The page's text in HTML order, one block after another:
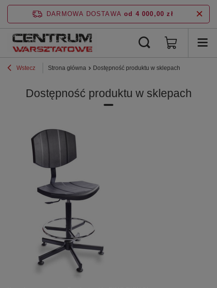
DARMOWA DOSTAWA od 4 000,00 zł
Wstecz Strona główna Dostępność produktu w sklepach
Dostępność produktu w sklepach